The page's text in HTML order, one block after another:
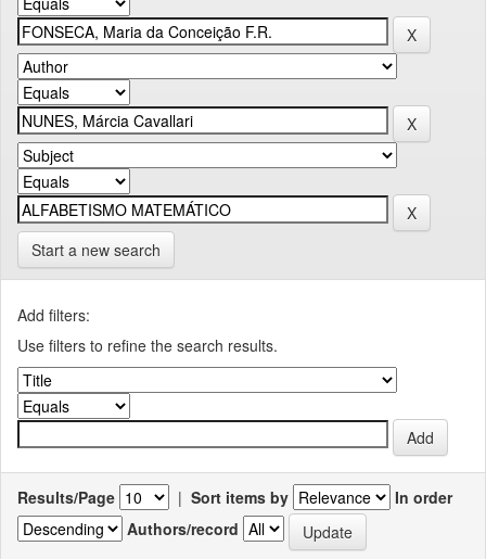
Start a new search
Add filters:
Use filters to refine the search results.
Results/Page | Sort items by
In order
Authors/record